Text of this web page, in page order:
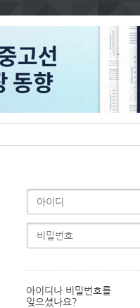
아이디나 비밀번호를
잊으셨나요?